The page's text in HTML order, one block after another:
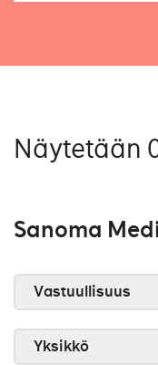
Näytetään
Sanoma
Vastuullisuus
Yksikkö